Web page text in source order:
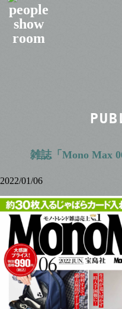
雑誌「Mono Max
2022/01/06